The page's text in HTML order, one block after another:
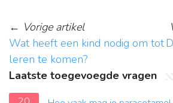
← Vorige artikel
Wat heeft een kind nodig om tot
leren te komen?
Laatste toegevoegde vragen